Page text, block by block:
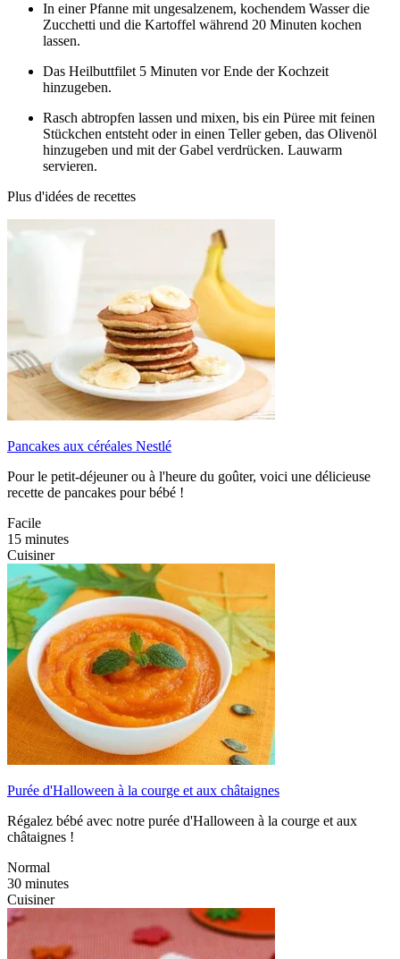
In einer Pfanne mit ungesalzenem, kochendem Wasser die
Zucchetti und die Kartoffel während 20 Minuten kochen
lassen.
Das Heilbuttfilet 5 Minuten vor Ende der Kochzeit
hinzugeben.
Rasch abtropfen lassen und mixen, bis ein Püree mit feinen
Stückchen entsteht oder in einen Teller geben, das Olivenöl
hinzugeben und mit der Gabel verdrücken. Lauwarm
servieren.
Plus d'idées de recettes
Pancakes aux céréales Nestlé
Pour le petit-déjeuner ou à l'heure du goûter, voici une délicieuse
recette de pancakes pour bébé !
Facile
15 minutes
Cuisiner
Purée d'Halloween à la courge et aux châtaignes
Régalez bébé avec notre purée d'Halloween à la courge et aux
châtaignes !
Normal
30 minutes
Cuisiner